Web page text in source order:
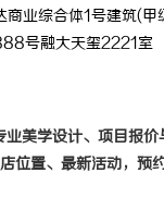
商业综合体1号建筑(
号融大天玺2221室
业美学设计、项目报
置、最新活动，预